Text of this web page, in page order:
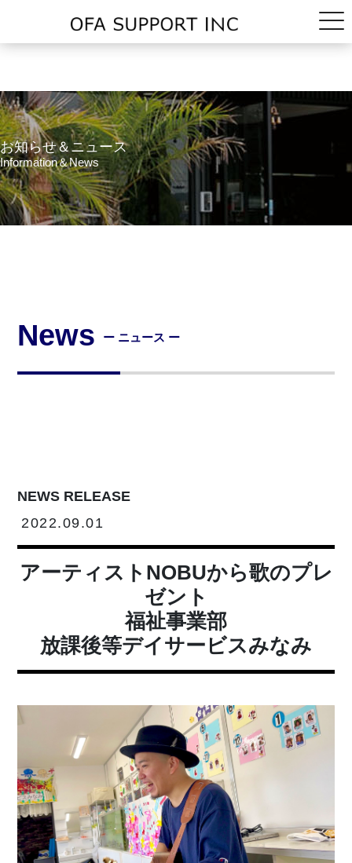
お知らせ＆ニュース
Information＆News
News ー ニュース ー
NEWS RELEASE
2022.09.01
アーティストNOBUから歌のプレ
ゼント
福祉事業部
放課後等デイサービスみなみ